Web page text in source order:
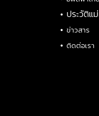
• ประวัติแ
• ข่าวสาร
• ติดต่อเรา